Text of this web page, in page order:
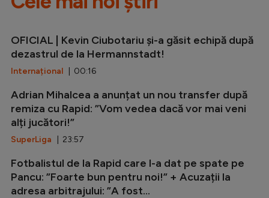
OFICIAL | Kevin Ciubotariu și-a găsit echipă după
dezastrul de la Hermannstadt!
Internațional | 00:16
Adrian Mihalcea a anunțat un nou transfer după
remiza cu Rapid: ”Vom vedea dacă vor mai veni
alți jucători!”
SuperLiga | 23:57
Fotbalistul de la Rapid care l-a dat pe spate pe
Pancu: ”Foarte bun pentru noi!” + Acuzații la
adresa arbitrajului: ”A fost...